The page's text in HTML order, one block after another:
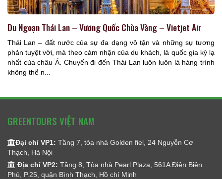
Du Ngoạn Thái Lan – Vương Quốc Chùa Vàng – Vietjet Air
Thái Lan – đất nước của sự đa dạng vô tận và những sự tương
phản tuyệt vời, mà theo cảm nhận của du khách, là quốc gia kỳ lạ
nhất của châu Á. Chuyến đi đến Thái Lan luôn luôn là hàng trình
không thể n...
GREENTOURS VIỆT NAM
Đại chỉ VP1: Tầng 7, tòa nhà Golden fiel, 24 Nguyễn Cơ
Thạch, Hà Nội
Địa chỉ VP2: Tầng 8, Tòa nhà Pearl Plaza, 561A Điện Biên
Phủ, P.25, quận Bình Thạch, Hồ chí Minh